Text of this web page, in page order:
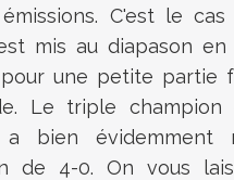
C'est le
mis au diapason
une petite partie
Le triple
a bien évidemment
de 4-0. On vous